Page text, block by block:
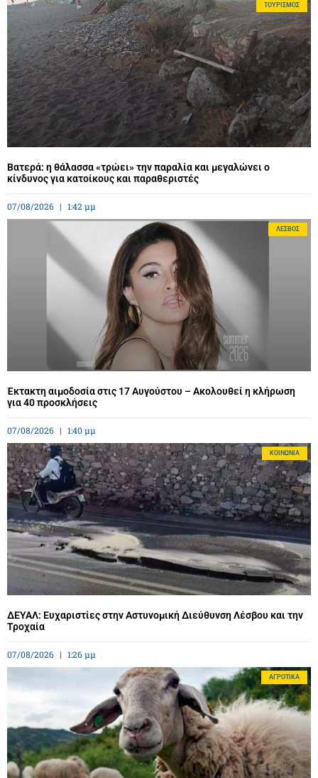
ΤΟΥΡΙΣΜΌΣ
Βατερά: η θάλασσα «τρώει» την παραλία και μεγαλώνει ο
κίνδυνος για κατοίκους και παραθεριστές
07/08/2026 1:42 μμ
ΛΈΣΒΟΣ
Έκτακτη αιμοδοσία στις 17 Αυγούστου – Ακολουθεί η κλήρωση
για 40 προσκλήσεις
07/08/2026 1:40 μμ
ΚΟΙΝΩΝΊΑ
ΔΕΥΑΛ: Ευχαριστίες στην Αστυνομική Διεύθυνση Λέσβου και την
Τροχαία
07/08/2026 1:26 μμ
ΑΓΡΟΤΙΚΆ